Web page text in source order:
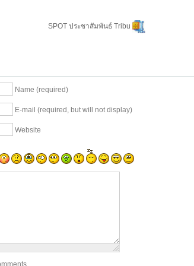
SPOT ประชาสัมพันธ์ Tribu
Name (required)
E-mail (required, but will not display)
Website